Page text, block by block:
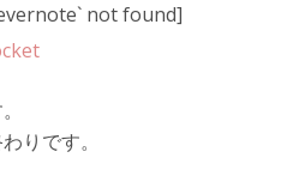
not found]
りです。